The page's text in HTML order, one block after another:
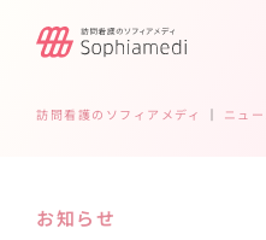
訪問看護のソフィアメディ ｜ ニュー
お知らせ